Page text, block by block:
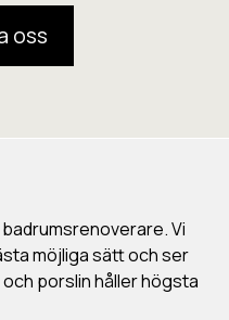
oss
Vi
möjliga sätt och ser
porslin håller högsta